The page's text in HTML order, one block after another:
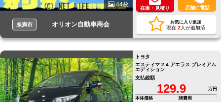
44枚
糸満市 オリオン自動車商会
在庫・見積り 店舗に電話
お気に入り追加
現在 2 人が追加済
トヨタ
エスティマ 2.4 アエラス プレミアム
エディション
支払総額
129.9
万円
本体価格
諸費用